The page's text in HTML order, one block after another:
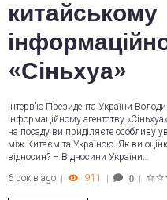
китайському
«Сіньхуа»
Інтерв’ю Президента України
інформаційному агентству
на посаду ви приділяєте особливу
між Китаєм та Україною. Як ви
відносин? – Відносини України…
6 років ago
911 0